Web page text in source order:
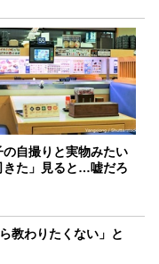
の自撮りと実物みたい
きた」見ると…嘘だろ
教わりたくない」と